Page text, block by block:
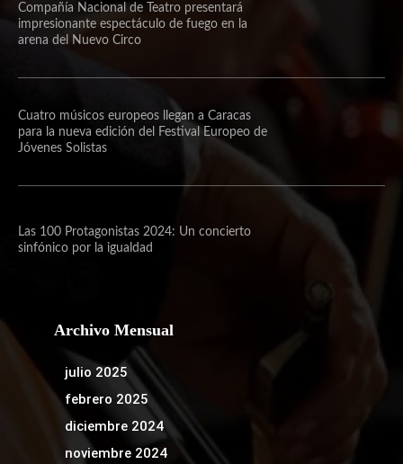
Compañía Nacional de Teatro presentará
impresionante espectáculo de fuego en la
arena del Nuevo Circo
Cuatro músicos europeos llegan a Caracas
para la nueva edición del Festival Europeo de
Jóvenes Solistas
Las 100 Protagonistas 2024: Un concierto
sinfónico por la igualdad
Archivo Mensual
julio 2025
febrero 2025
diciembre 2024
noviembre 2024